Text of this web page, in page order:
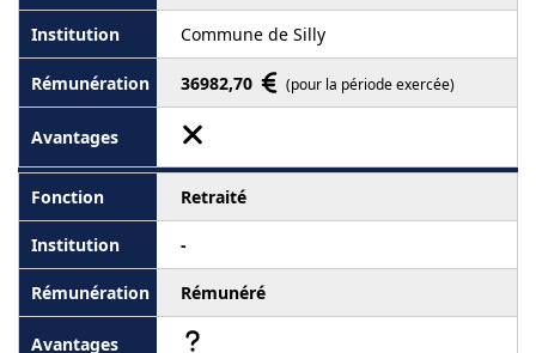
Commune de Silly
36982,70 (pour la période exercée)
Retraité
-
Rémunéré